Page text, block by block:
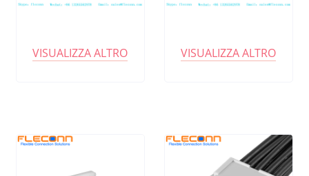
VISUALIZZA ALTRO VISUALIZZA ALTRO